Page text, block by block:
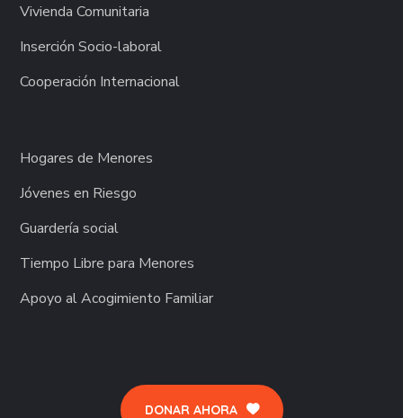
Vivienda Comunitaria
Inserción Socio-laboral
Cooperación Internacional
Hogares de Menores
Jóvenes en Riesgo
Guardería social
Tiempo Libre para Menores
Apoyo al Acogimiento Familiar
DONAR AHORA